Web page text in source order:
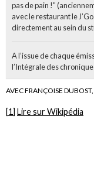
pas de pain !"
avec le restaurant le
directement au sein du
A l’issue de chaque
l’Intégrale des
AVEC FRANÇOISE
[1] Lire sur Wikipédia